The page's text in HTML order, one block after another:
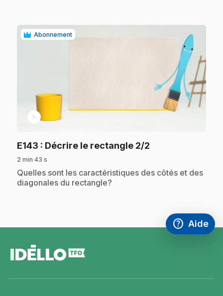
Abonnement
play_circle
E143 : Décrire le rectangle 2/2
2 min 43 s
.Quelles sont les caractéristiques des côtés et des
diagonales du rectangle?
help
Accéder à
Aide
,Ce lien
de
page